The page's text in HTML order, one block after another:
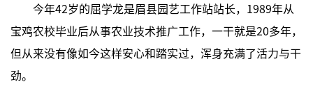
今年42岁的屈学龙是眉县园艺工作站站长，1989年从
宝鸡农校毕业后从事农业技术推广工作，一干就是20多年，
但从来没有像如今这样安心和踏实过，浑身充满了活力与干
劲。